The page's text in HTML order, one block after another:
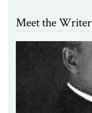
Meet the Writer